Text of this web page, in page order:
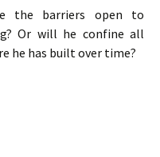
the barriers open to
Or will he confine all
he has built over time?